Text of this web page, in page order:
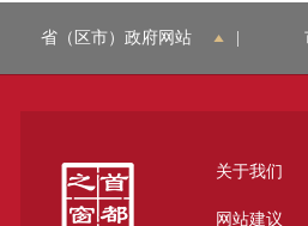
省（区市）政府网站
关于我们
网站建议